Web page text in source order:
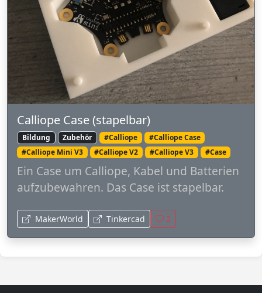
Calliope Case (stapelbar)
Bildung Zubehör #Calliope
#Calliope Case
#Calliope Mini V3
#Calliope V2 #Calliope V3 #Case
Ein Case um Calliope, Kabel und Batterien
aufzubewahren. Das Case ist stapelbar.
MakerWorld Tinkercad 2